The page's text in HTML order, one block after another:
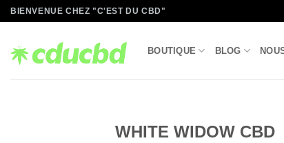
Passer
au
contenu
BIENVENUE CHEZ "C'EST DU CBD"
BOUTIQUE BLOG
WHITE WIDOW CBD